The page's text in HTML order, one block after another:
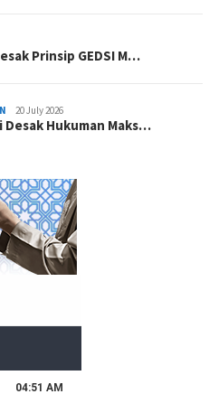
Prinsip GEDSI M…
20 July 2026
Desak Hukuman Maks…